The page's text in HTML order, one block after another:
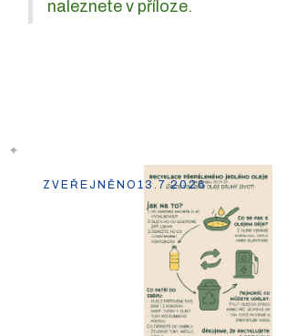
naleznete v příloze.
ZVEŘEJNĚNO13.7.2026